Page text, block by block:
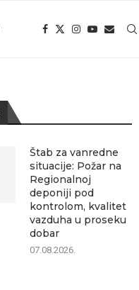
Štab za vanredne
situacije: Požar na
Regionalnoj
deponiji pod
kontrolom, kvalitet
vazduha u proseku
dobar
07.08.2026.